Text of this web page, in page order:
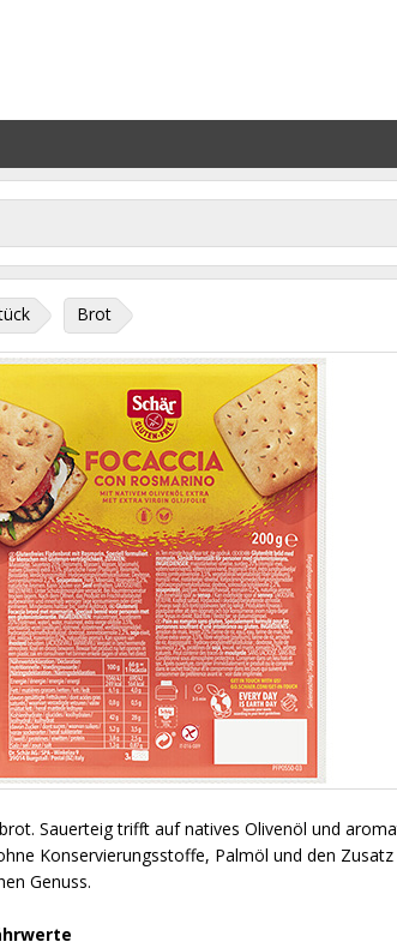
Brot
Sauerteig trifft auf natives Olivenöl und
Konservierungsstoffe, Palmöl und den
Genuss.